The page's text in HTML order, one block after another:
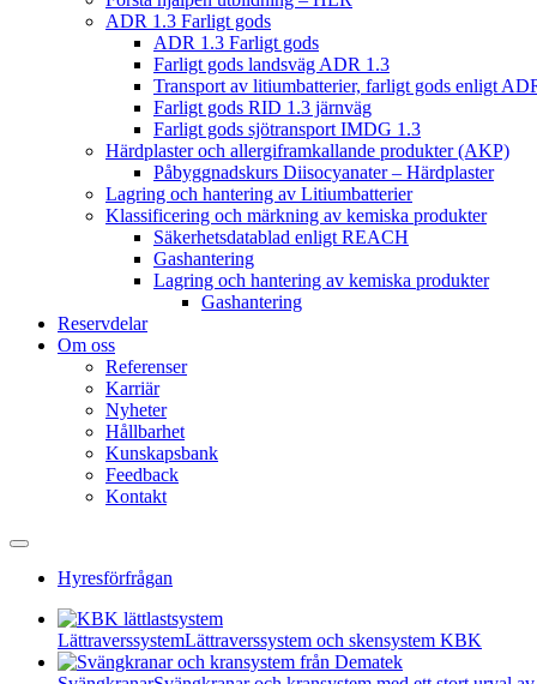
ADR 1.3 Farligt gods
ADR 1.3 Farligt gods
Farligt gods landsväg ADR 1.3
Transport av litiumbatterier, farligt gods enligt
Farligt gods RID 1.3 järnväg
Farligt gods sjötransport IMDG 1.3
Härdplaster och allergiframkallande produkter (AKP)
Påbyggnadskurs Diisocyanater – Härdplaster
Lagring och hantering av Litiumbatterier
Klassificering och märkning av kemiska produkter
Säkerhetsdatablad enligt REACH
Gashantering
Lagring och hantering av kemiska produkter
Gashantering
Reservdelar
Om oss
Referenser
Karriär
Nyheter
Hållbarhet
Kunskapsbank
Feedback
Kontakt
Hyresförfrågan
LättraverssystemLättraverssystem och skensystem KBK